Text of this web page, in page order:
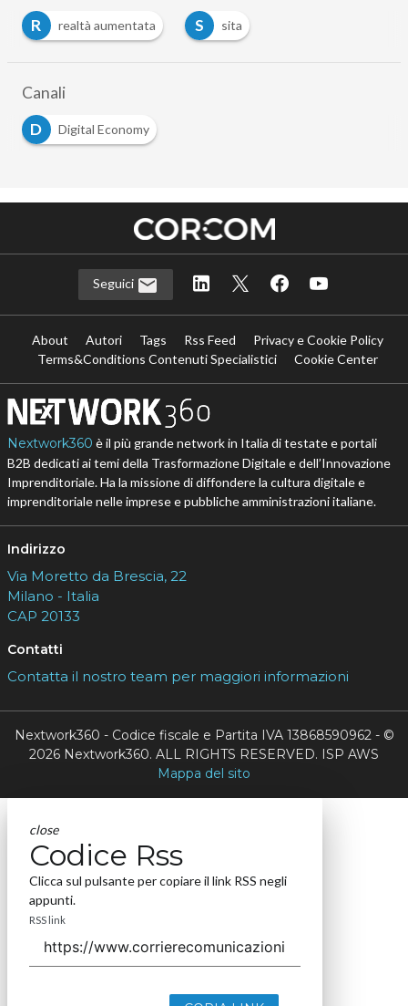
R
realtà aumentata S
sita
Canali
D
Digital Economy
Seguici
About Autori Tags Rss Feed
Privacy e Cookie Policy
Terms&Conditions Contenuti Specialistici
Cookie Center
Nextwork360 è il più grande network in Italia di testate e portali
B2B dedicati ai temi della Trasformazione Digitale e dell’Innovazione
Imprenditoriale. Ha la missione di diffondere la cultura digitale e
imprenditoriale nelle imprese e pubbliche amministrazioni italiane.
Indirizzo
Via Moretto da Brescia, 22
Milano - Italia
CAP 20133
Contatti
Contatta il nostro team per maggiori informazioni
Nextwork360 - Codice fiscale e Partita IVA 13868590962 - ©
2026 Nextwork360. ALL RIGHTS RESERVED. ISP AWS
Mappa del sito
close
Codice Rss
Clicca sul pulsante per copiare il link RSS negli
appunti.
RSS link